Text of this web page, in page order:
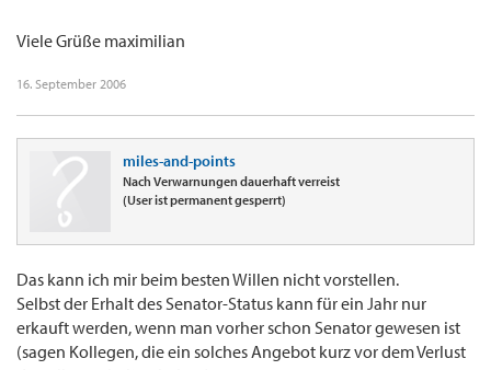
Viele Grüße maximilian
16. September 2006
miles-and-points
Nach Verwarnungen dauerhaft verreist
(User ist permanent gesperrt)
Das kann ich mir beim besten Willen nicht vorstellen.
Selbst der Erhalt des Senator-Status kann für ein Jahr nur
erkauft werden, wenn man vorher schon Senator gewesen ist
(sagen Kollegen, die ein solches Angebot kurz vor dem Verlust